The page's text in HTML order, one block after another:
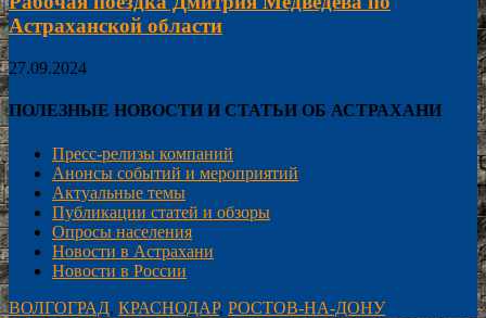
Астраханской области
27.09.2024
ПОЛЕЗНЫЕ НОВОСТИ И СТАТЬИ ОБ АСТРАХАНИ
Пресс-релизы компаний
Анонсы событий и мероприятий
Актуальные темы
Публикации статей и обзоры
Опросы населения
Новости в Астрахани
Новости в России
ВОЛГОГРАД, КРАСНОДАР, РОСТОВ-НА-ДОНУ